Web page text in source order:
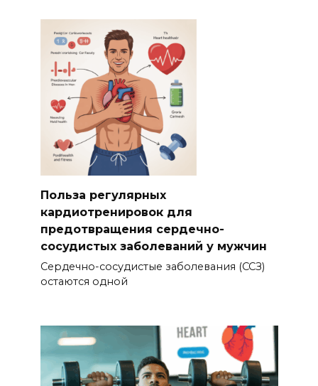
Польза регулярных
кардиотренировок для
предотвращения сердечно-
сосудистых заболеваний у мужчин
Сердечно-сосудистые заболевания (ССЗ)
остаются одной